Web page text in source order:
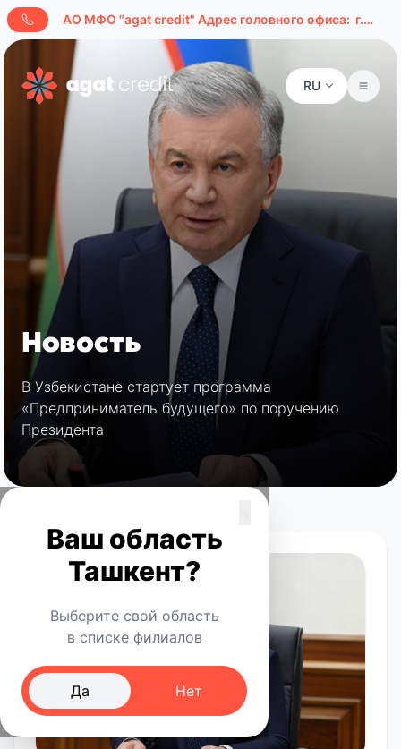
AО МФО "agat credit" Адрес головного офиса: г.Ташкент, ул. Буюк Ипак Йули, д. 127а
RU
Новость
В Узбекистане стартует программа
«Предприниматель будущего» по поручению
Президента
Ваш область
Ташкент?
Выберите свой область
в списке филиалов
Да Нет